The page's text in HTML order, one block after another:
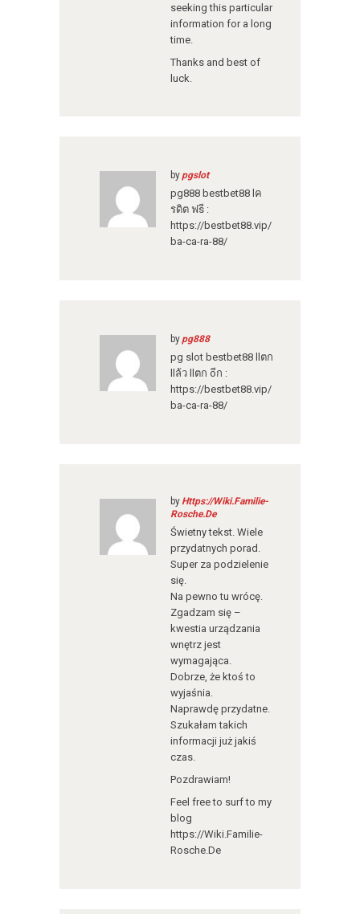
seeking this particular
information for a long
time.
Thanks and best of
luck.
bypgslot
pg888 bestbet88 lค
รดิต ฟsี :
https://bestbet88.vip/
ba-ca-ra-88/
bypg888
pg slot bestbet88 llตก
llล้ว llตก oีก :
https://bestbet88.vip/
ba-ca-ra-88/
by Https://Wiki.Familie-
Rosche.De
Świetny tekst. Wiele
przydatnych porad.
Super za podzielenie
się.
Na pewno tu wrócę.
Zgadzam się –
kwestia urządzania
wnętrz jest
wymagająca.
Dobrze, że ktoś to
wyjaśnia.
Naprawdę przydatne.
Szukałam takich
informacji już jakiś
czas.
Pozdrawiam!
Feel free to surf to my
blog
https://Wiki.Familie-
Rosche.De